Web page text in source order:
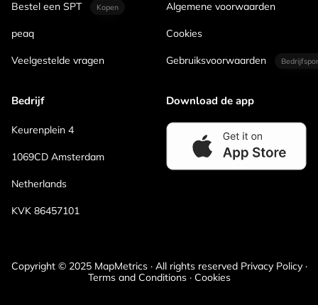
Bestel een SPT Kopen
peaq
Veelgestelde vragen
Algemene voorwaarden
Cookies
Gebruiksvoorwaarden
Bedrijf
Keurenplein 4
1069CD Amsterdam
Netherlands
KVK 86457101
Download de app
Copyright © 2025 MapMetrics · All rights reserved Privacy Policy ·
Terms and Conditions · Cookies